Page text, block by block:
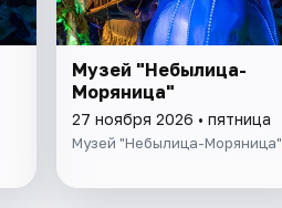
Музей "Небылица-
Моряница"
27 ноября 2026 • пятница
Музей "Небылица-Моряница"